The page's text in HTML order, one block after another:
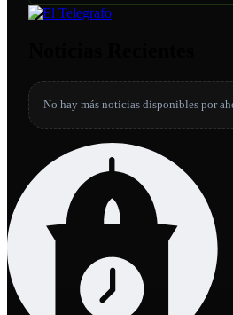
No hay más noticias disponibles por